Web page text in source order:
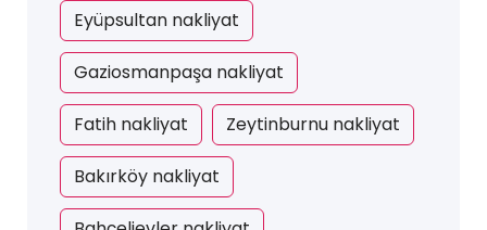
Eyüpsultan nakliyat
Gaziosmanpaşa nakliyat
Fatih nakliyat Zeytinburnu nakliyat
Bakırköy nakliyat